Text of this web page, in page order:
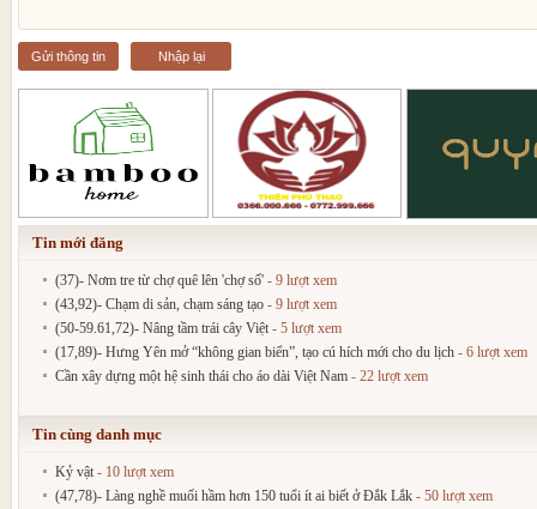
Gửi thông tin Nhập lại
Tin mới đăng
(37)- Nơm tre từ chợ quê lên 'chợ số' - 9 lượt xem
(43,92)- Chạm di sản, chạm sáng tạo - 9 lượt xem
(50-59.61,72)- Nâng tầm trái cây Việt - 5 lượt xem
(17,89)- Hưng Yên mở “không gian biển”, tạo cú hích mới cho du lịch - 6 lượt xem
Cần xây dựng một hệ sinh thái cho áo dài Việt Nam - 22 lượt xem
Tin cùng danh mục
Kỷ vật - 10 lượt xem
(47,78)- Làng nghề muối hầm hơn 150 tuổi ít ai biết ở Đắk Lắk - 50 lượt xem